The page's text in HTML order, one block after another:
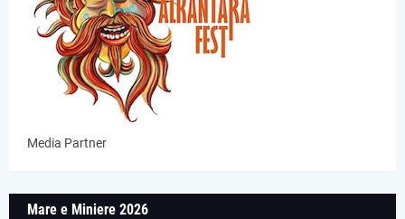
Media Partner
Mare e Miniere 2026